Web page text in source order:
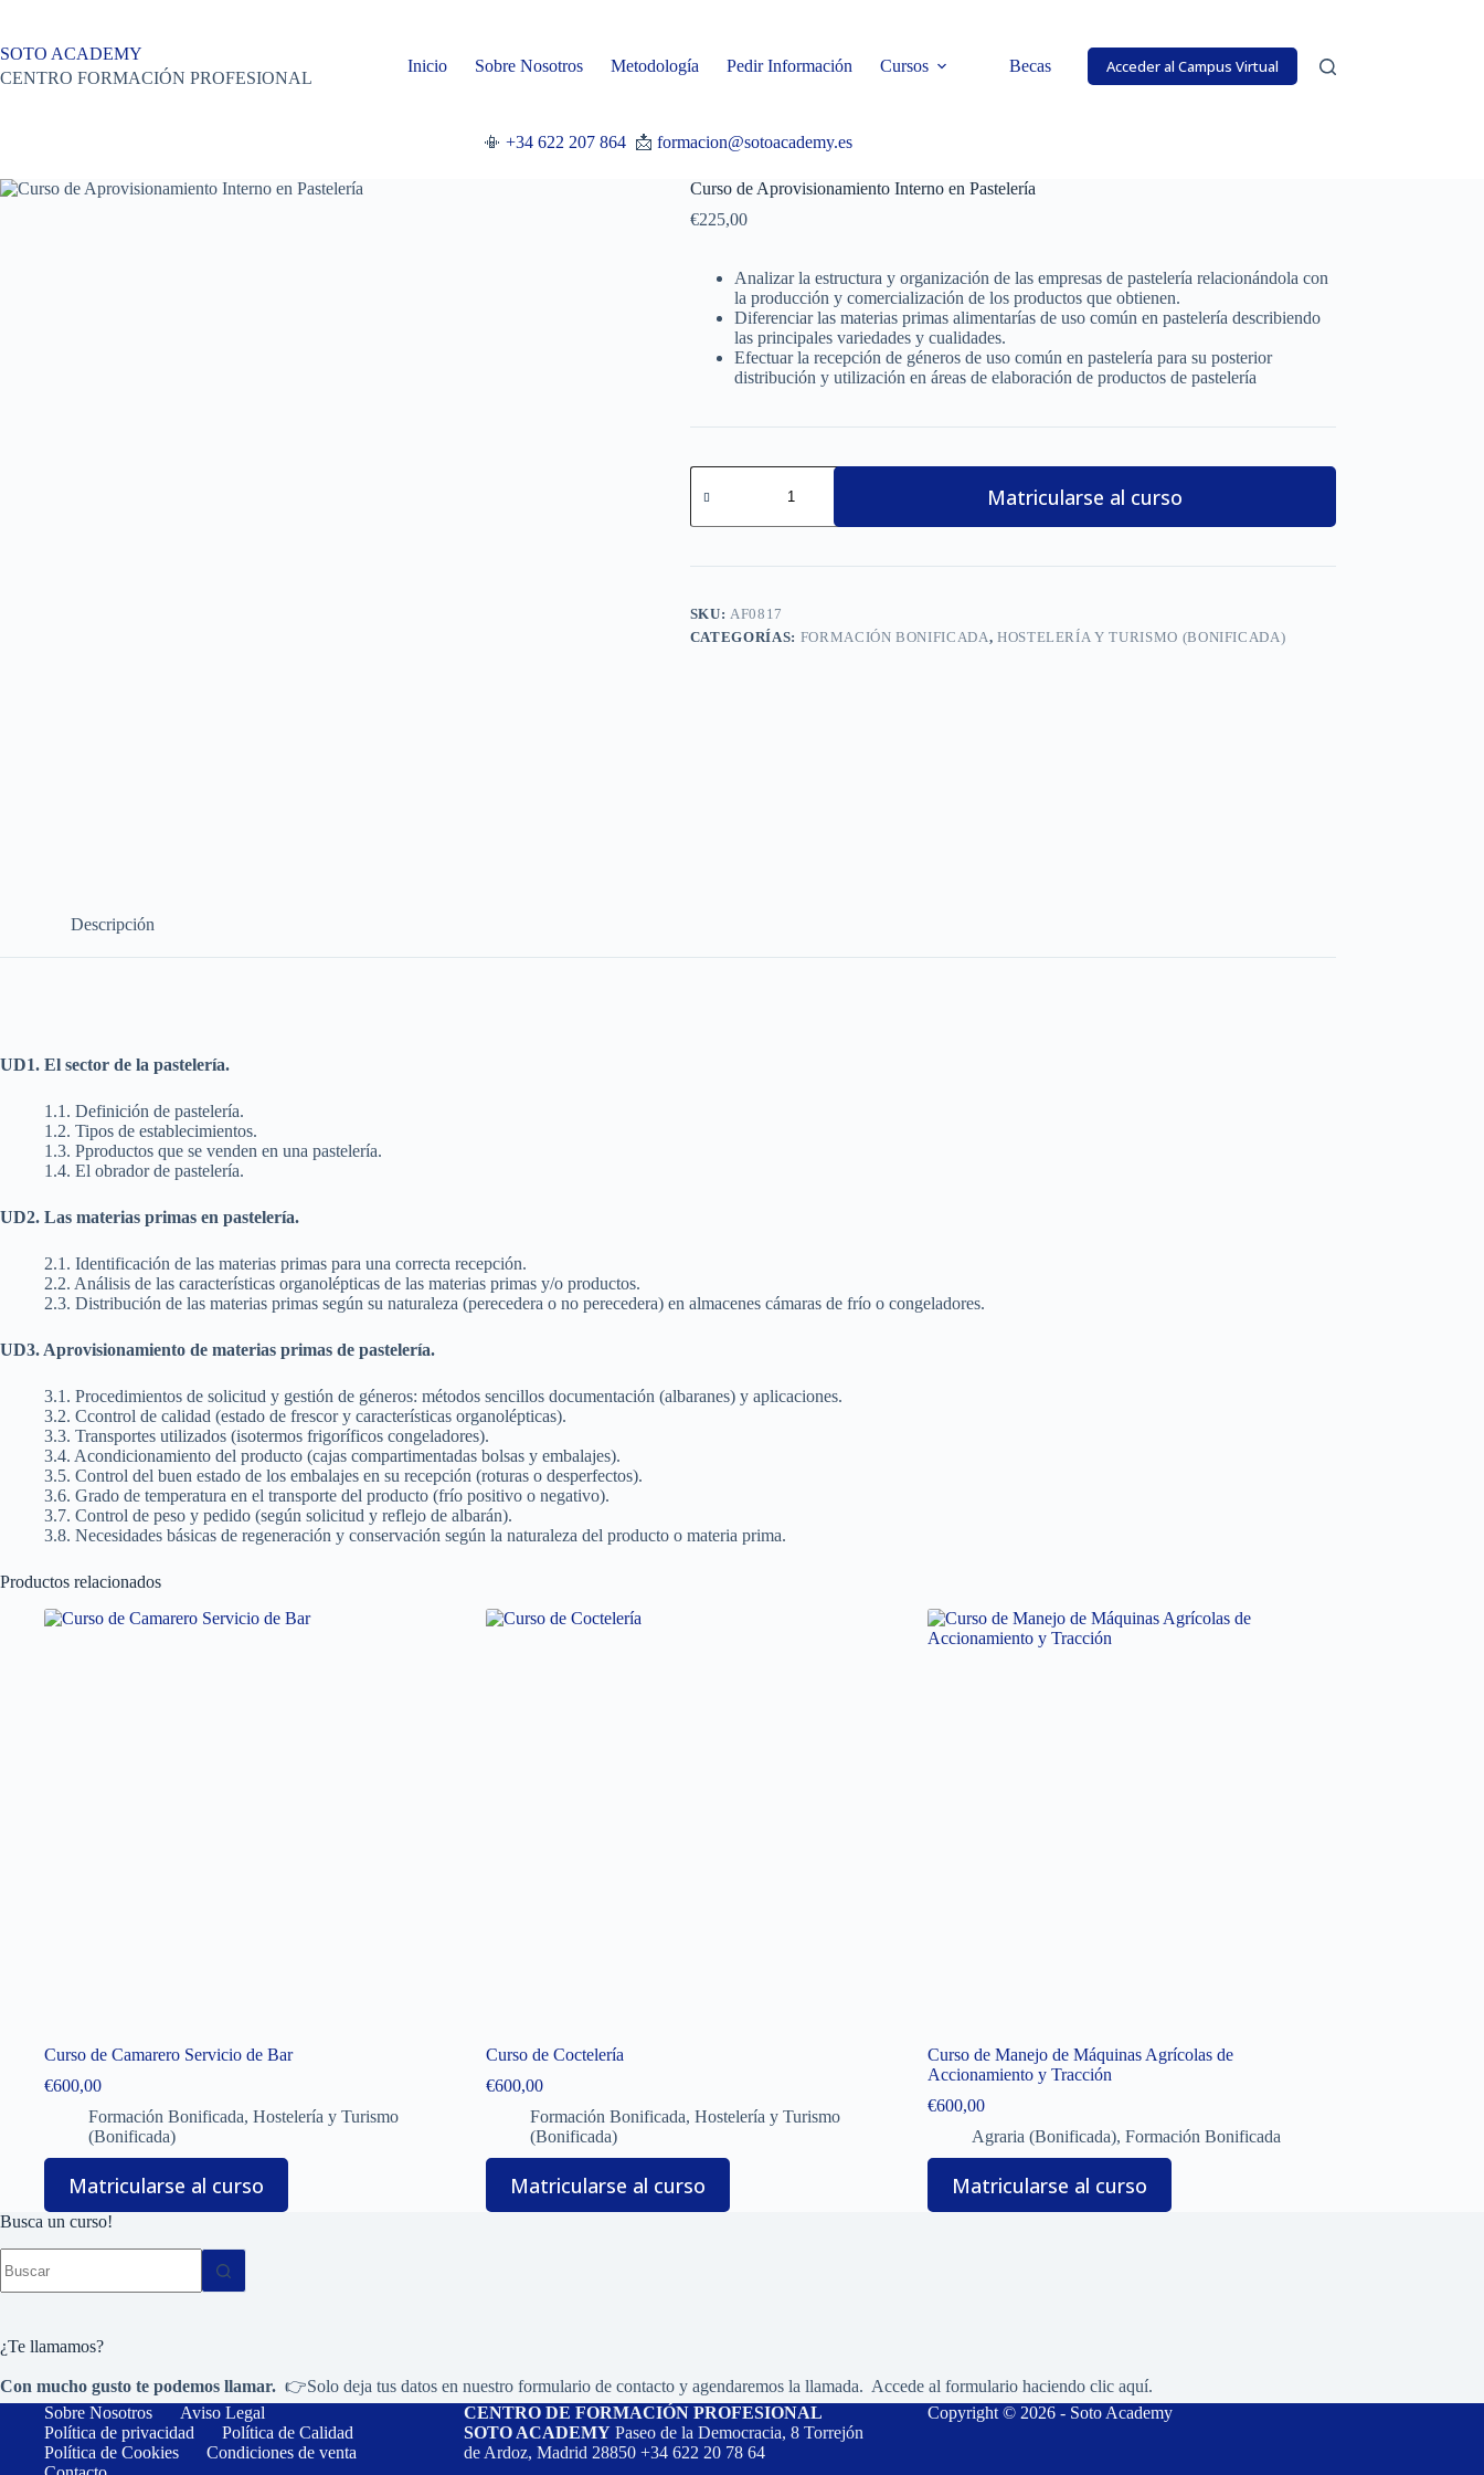
contenido
SOTO ACADEMY
CENTRO FORMACIÓN PROFESIONAL
Inicio Sobre Nosotros Metodología Pedir Información Cursos Becas Acceder al Campus Virtual
📳 +34 622 207 864📩 formacion@sotoacademy.es
Curso de Aprovisionamiento Interno en Pastelería
€225,00
Analizar la estructura y organización de las empresas de pastelería relacionándola con
la producción y comercialización de los productos que obtienen.
Diferenciar las materias primas alimentarías de uso común en pastelería describiendo
las principales variedades y cualidades.
Efectuar la recepción de géneros de uso común en pastelería para su posterior
distribución y utilización en áreas de elaboración de productos de pastelería
Curso
de
Interno
Pastelería
Matricularse al curso
SKU:AF0817
CATEGORÍAS: FORMACIÓN BONIFICADA, HOSTELERÍA Y TURISMO (BONIFICADA)
Descripción
UD1. El sector de la pastelería.
1.1. Definición de pastelería.
1.2. Tipos de establecimientos.
1.3. Pproductos que se venden en una pastelería.
1.4. El obrador de pastelería.
UD2. Las materias primas en pastelería.
2.1. Identificación de las materias primas para una correcta recepción.
2.2. Análisis de las características organolépticas de las materias primas y/o productos.
2.3. Distribución de las materias primas según su naturaleza (perecedera o no perecedera) en almacenes cámaras de frío o congeladores.
UD3. Aprovisionamiento de materias primas de pastelería.
3.1. Procedimientos de solicitud y gestión de géneros: métodos sencillos documentación (albaranes) y aplicaciones.
3.2. Ccontrol de calidad (estado de frescor y características organolépticas).
3.3. Transportes utilizados (isotermos frigoríficos congeladores).
3.4. Acondicionamiento del producto (cajas compartimentadas bolsas y embalajes).
3.5. Control del buen estado de los embalajes en su recepción (roturas o desperfectos).
3.6. Grado de temperatura en el transporte del producto (frío positivo o negativo).
3.7. Control de peso y pedido (según solicitud y reflejo de albarán).
3.8. Necesidades básicas de regeneración y conservación según la naturaleza del producto o materia prima.
Productos relacionados
Curso de Camarero Servicio de Bar
€600,00
Formación Bonificada, Hostelería y Turismo
(Bonificada)
Matricularse al curso
Curso de Coctelería
€600,00
Formación Bonificada, Hostelería y Turismo
(Bonificada)
Matricularse al curso
Curso de Manejo de Máquinas Agrícolas de
Accionamiento y Tracción
€600,00
Agraria (Bonificada), Formación Bonificada
Matricularse al curso
Busca un curso!
resultados
¿Te llamamos?
Con mucho gusto te podemos llamar. 👉Solo deja tus datos en nuestro formulario de contacto y agendaremos la llamada. Accede al formulario haciendo clic aquí.
Sobre Nosotros
Aviso Legal
Política de privacidad
Política de Calidad
Política de Cookies
Condiciones de venta
CENTRO DE FORMACIÓN PROFESIONAL
SOTO ACADEMYPaseo de la Democracia, 8 Torrejón
de Ardoz, Madrid 28850 +34 622 20 78 64
Copyright © 2026 - Soto Academy